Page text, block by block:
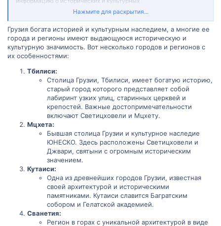
достопримечательностях различных городов и регионов Грузии,
таких как Тбилиси, Мцхета, Сванетия, Кахетия и другие. Меня
культурные фестивали и события, которые можно увидеть или
посетить в этих местах. Кроме того, если у вас есть какие-либо
советы и рекомендации по путешествию в эти города и
регионы, включая лучшие способы погрузиться в их историю и
благодарю вас за вашу помощь и рекомендации!
Нажмите для раскрытия...
Грузия богата историей и культурным наследием, а многие ее
города и регионы имеют выдающуюся историческую и
культурную значимость. Вот несколько городов и регионов с
их особенностями:
Тбилиси:
Столица Грузии, Тбилиси, имеет богатую историю,
старый город которого представляет собой
лабиринт узких улиц, старинных церквей и
крепостей. Важные достопримечательности
включают Светицховели и Мцхету.
Мцхета:
Бывшая столица Грузии и культурное наследие
ЮНЕСКО. Здесь расположены Светицховели и
Джвари, святыни с огромным историческим
значением.
Кутаиси:
Одна из древнейших городов Грузии, известная
своей архитектурой и историческими
памятниками. Кутаиси славится Багратским
собором и Гелатской академией.
Сванетия:
Регион в горах с уникальной архитектурой в виде